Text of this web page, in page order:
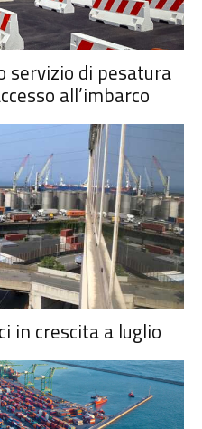
servizio di pesatura
all’imbarco
in crescita a luglio